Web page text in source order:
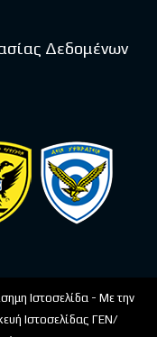
Δεδομένων
Ιστοσελίδα - Με την
Ιστοσελίδας ΓΕΝ/